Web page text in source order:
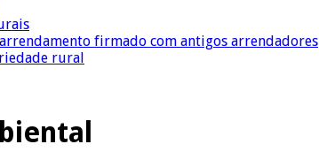
firmado com antigos arrendadores
rural